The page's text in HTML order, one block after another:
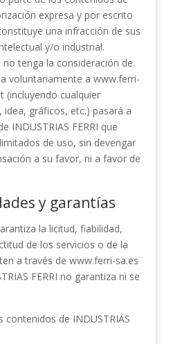
expresa y por escrito
una infracción de sus
y/o industrial.
tenga la consideración de
voluntariamente a www.ferri-
(incluyendo cualquier
idea, gráficos, etc.) pasará a
INDUSTRIAS FERRI que
de uso, sin devengar
a su favor, ni a favor de
y garantías
la licitud, fiabilidad,
de los servicios o de la
a través de www.ferri-sa.es
FERRI no garantiza ni se
contenidos de INDUSTRIAS